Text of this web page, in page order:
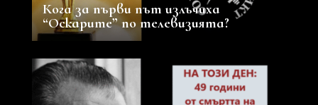
Кога за първи път излъчиха
“Оскарите” по телевизията?